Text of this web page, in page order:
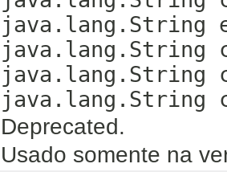
java.lang.String
java.lang.String
java.lang.String
java.lang.String
Deprecated.
Usado somente na